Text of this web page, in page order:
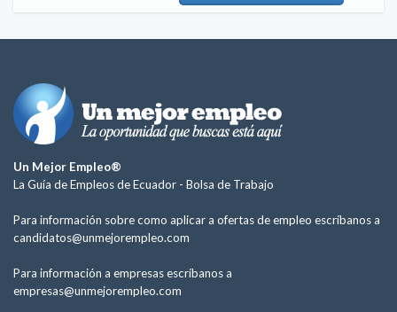
Un Mejor Empleo®
La Guía de Empleos de Ecuador - Bolsa de Trabajo
Para información sobre como aplicar a ofertas de empleo escríbanos a
candidatos@unmejorempleo.com
Para información a empresas escríbanos a
empresas@unmejorempleo.com